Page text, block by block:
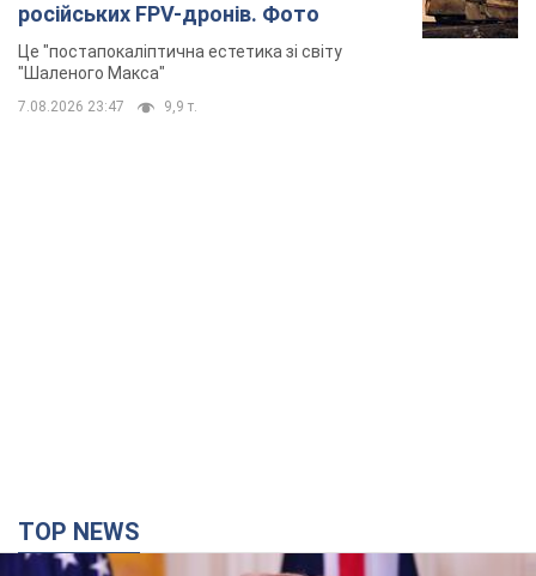
російських FPV-дронів. Фото
Це "постапокаліптична естетика зі світу
"Шаленого Макса"
7.08.2026 23:47 9,9 т.
TOP NEWS